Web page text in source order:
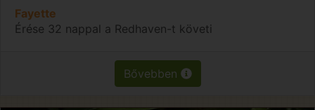
Fayette
Érése 32 nappal a Redhaven-t követi
Bővebben